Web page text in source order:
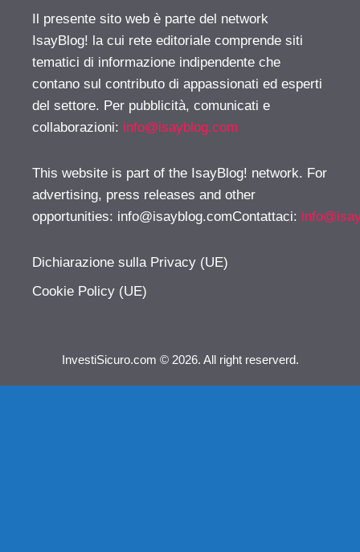
Il presente sito web è parte del network
IsayBlog! la cui rete editoriale comprende siti
tematici di informazione indipendente che
contano sul contributo di appassionati ed esperti
del settore. Per pubblicità, comunicati e
collaborazioni: info@isayblog.com
This website is part of the IsayBlog! network. For
advertising, press releases and other
opportunities: info@isayblog.comContattaci:
Dichiarazione sulla Privacy (UE)
Cookie Policy (UE)
InvestiSicuro.com © 2026. All right reserverd.